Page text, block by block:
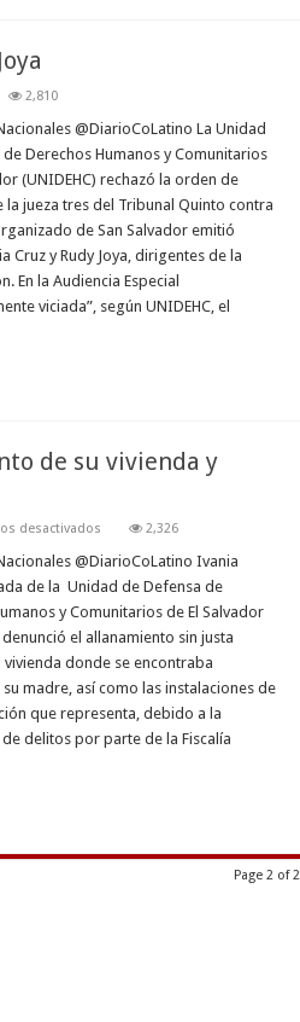
2,810
@DiarioCoLatino La Unidad
Derechos Humanos y Comunitarios
(UNIDEHC) rechazó la orden de
la jueza tres del Tribunal Quinto contra
de San Salvador emitió
Cruz y Rudy Joya, dirigentes de la
En la Audiencia Especial
viciada”, según UNIDEHC, el
de su vivienda y
desactivadosen
de
denuncia
allanamiento
de
su
y
oficina
la
organización
2,326
@DiarioCoLatino Ivania
de la Unidad de Defensa de
y Comunitarios de El Salvador
denunció el allanamiento sin justa
vivienda donde se encontraba
madre, así como las instalaciones de
que representa, debido a la
delitos por parte de la Fiscalía
Page 2 of 2